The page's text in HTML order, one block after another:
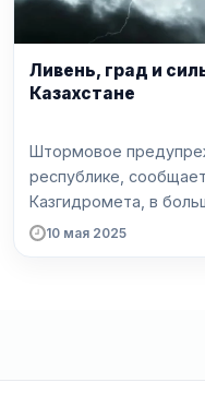
Ливень, град и
Казахстане
Штормовое
республике, сообщает
Казгидромета, в
10 мая 2025